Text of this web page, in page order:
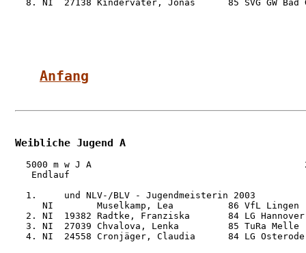
8. NI  27138 Kindervater, Jonas      85 SVG GW Bad
Anfang
Weibliche Jugend A
5000 m w J A
   Endlauf
  1.     und NLV-/BLV - Jugendmeisterin 2003
NI        Muselkamp, Lea          86 VfL Lingen
2. NI  19382 Radtke, Franziska       84 LG
3. NI  27039 Chvalova, Lenka         85 TuRa Melle
4. NI  24558 Cronjäger, Claudia      84 LG